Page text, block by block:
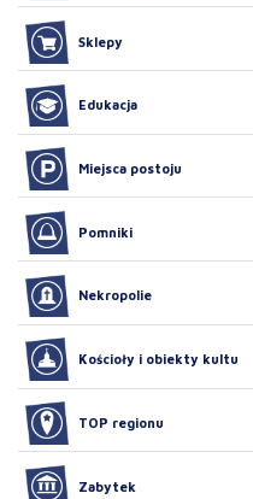
Sklepy
Edukacja
Miejsca postoju
Pomniki
Nekropolie
Kościoły i obiekty kultu
TOP regionu
Zabytek